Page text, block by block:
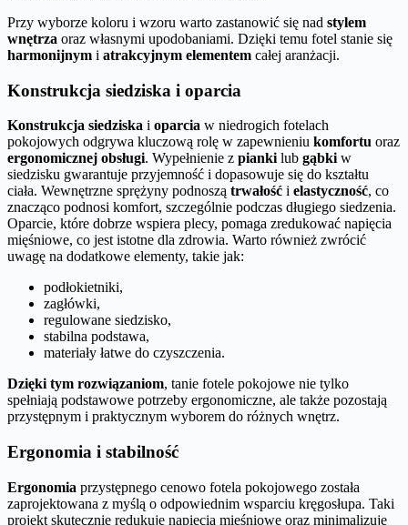
Przy wyborze koloru i wzoru warto zastanowić się nad stylem
wnętrza oraz własnymi upodobaniami. Dzięki temu fotel stanie się
harmonijnym i atrakcyjnym elementem całej aranżacji.
Konstrukcja siedziska i oparcia
Konstrukcja siedziska i oparcia w niedrogich fotelach
pokojowych odgrywa kluczową rolę w zapewnieniu komfortu oraz
ergonomicznej obsługi. Wypełnienie z pianki lub gąbki w
siedzisku gwarantuje przyjemność i dopasowuje się do kształtu
ciała. Wewnętrzne sprężyny podnoszą trwałość i elastyczność, co
znacząco podnosi komfort, szczególnie podczas długiego siedzenia.
Oparcie, które dobrze wspiera plecy, pomaga zredukować napięcia
mięśniowe, co jest istotne dla zdrowia. Warto również zwrócić
uwagę na dodatkowe elementy, takie jak:
podłokietniki,
zagłówki,
regulowane siedzisko,
stabilna podstawa,
materiały łatwe do czyszczenia.
Dzięki tym rozwiązaniom, tanie fotele pokojowe nie tylko
spełniają podstawowe potrzeby ergonomiczne, ale także pozostają
przystępnym i praktycznym wyborem do różnych wnętrz.
Ergonomia i stabilność
Ergonomia przystępnego cenowo fotela pokojowego została
zaprojektowana z myślą o odpowiednim wsparciu kręgosłupa. Taki
projekt skutecznie redukuje napięcia mięśniowe oraz minimalizuje